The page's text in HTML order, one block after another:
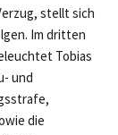
stellt sich
Im dritten
Tobias
und
die